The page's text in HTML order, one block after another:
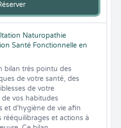
Naturopathie
Santé Fonctionnelle en
bilan très pointu des
de votre santé, des
de votre
vos habitudes
et d'hygiène de vie afin
rééquilibrages et actions à